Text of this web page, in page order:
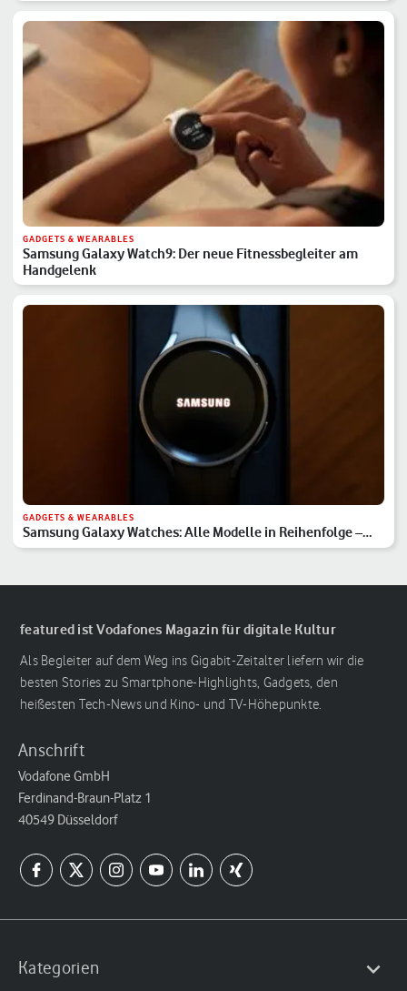
GADGETS & WEARABLES
Samsung Galaxy Watch9: Der neue Fitnessbegleiter am
Handgelenk
GADGETS & WEARABLES
Samsung Galaxy Watches: Alle Modelle in Reihenfolge –
Hauptserie, Classic & Ultra
featured ist Vodafones Magazin für digitale Kultur
Als Begleiter auf dem Weg ins Gigabit-Zeitalter liefern wir die
besten Stories zu Smartphone-Highlights, Gadgets, den
heißesten Tech-News und Kino- und TV-Höhepunkte.
Anschrift
Vodafone GmbH
Ferdinand-Braun-Platz 1
40549 Düsseldorf
Kategorien